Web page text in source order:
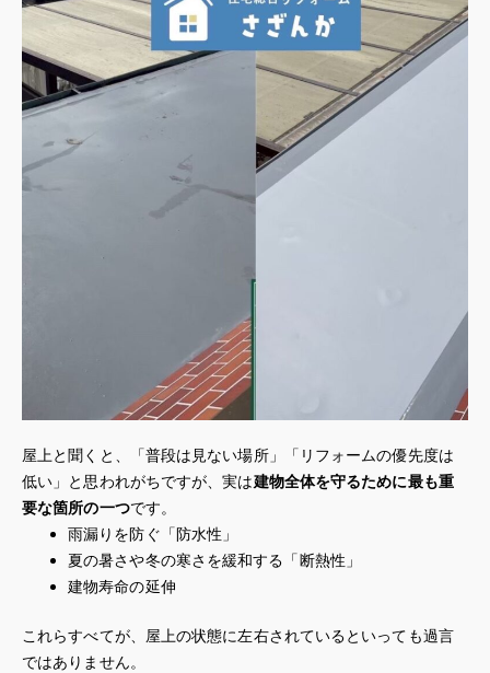
屋上と聞くと、「普段は見ない場所」「リフォームの優先度は
低い」と思われがちですが、実は建物全体を守るために最も重
要な箇所の一つです。
雨漏りを防ぐ「防水性」
夏の暑さや冬の寒さを緩和する「断熱性」
建物寿命の延伸
これらすべてが、屋上の状態に左右されているといっても過言
ではありません。